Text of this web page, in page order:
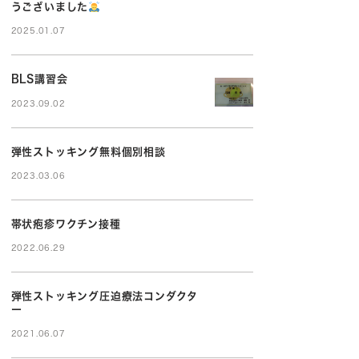
うございました
2025.01.07
BLS講習会
2023.09.02
弾性ストッキング無料個別相談
2023.03.06
帯状疱疹ワクチン接種
2022.06.29
弾性ストッキング圧迫療法コンダクタ
ー
2021.06.07